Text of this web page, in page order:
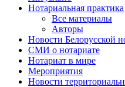
Нотариальная практика
Все материалы
Авторы
Новости Белорусской
СМИ о нотариате
Нотариат в мире
Мероприятия
Новости